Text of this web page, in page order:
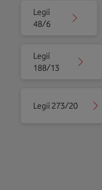
Legií
48/6
Legií
188/13
Legií 273/20